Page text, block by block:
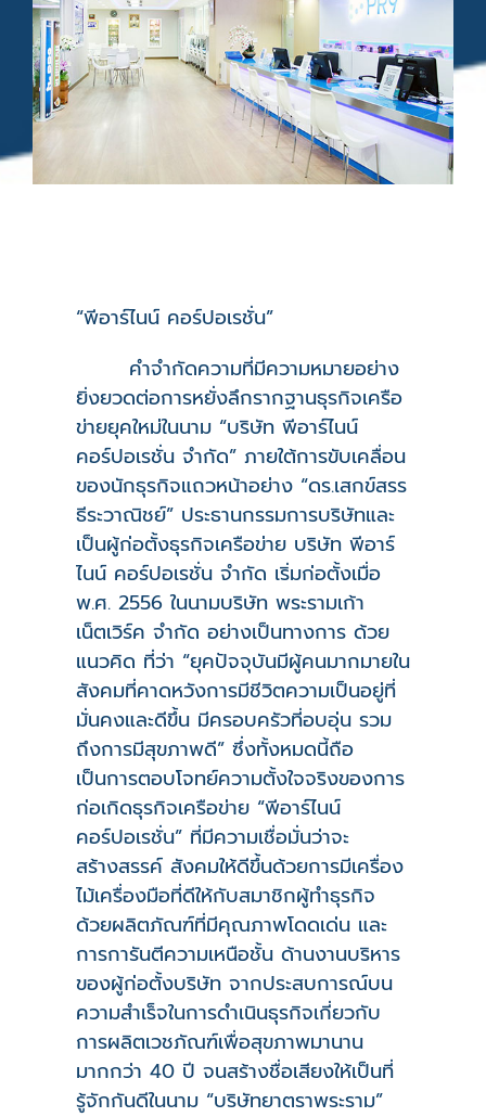
“พีอาร์ไนน์ คอร์ปอเรชั่น”
คำจำกัดความที่มีความหมายอย่าง
ยิ่งยวดต่อการหยั่งลึกรากฐานธุรกิจเครือ
ข่ายยุคใหม่ในนาม “บริษัท พีอาร์ไนน์
คอร์ปอเรชั่น จำกัด” ภายใต้การขับเคลื่อน
ของนักธุรกิจแถวหน้าอย่าง “ดร.เสกข์สรร
ธีระวาณิชย์” ประธานกรรมการบริษัทและ
เป็นผู้ก่อตั้งธุรกิจเครือข่าย บริษัท พีอาร์
ไนน์ คอร์ปอเรชั่น จำกัด เริ่มก่อตั้งเมื่อ
พ.ศ. 2556 ในนามบริษัท พระรามเก้า
เน็ตเวิร์ค จำกัด อย่างเป็นทางการ ด้วย
แนวคิด ที่ว่า “ยุคปัจจุบันมีผู้คนมากมายใน
สังคมที่คาดหวังการมีชีวิตความเป็นอยู่ที่
มั่นคงและดีขึ้น มีครอบครัวที่อบอุ่น รวม
ถึงการมีสุขภาพดี” ซึ่งทั้งหมดนี้ถือ
เป็นการตอบโจทย์ความตั้งใจจริงของการ
ก่อเกิดธุรกิจเครือข่าย “พีอาร์ไนน์
คอร์ปอเรชั่น” ที่มีความเชื่อมั่นว่าจะ
สร้างสรรค์ สังคมให้ดีขึ้นด้วยการมีเครื่อง
ไม้เครื่องมือที่ดีให้กับสมาชิกผู้ทำธุรกิจ
ด้วยผลิตภัณฑ์ที่มีคุณภาพโดดเด่น และ
การการันตีความเหนือชั้น ด้านงานบริหาร
ของผู้ก่อตั้งบริษัท จากประสบการณ์บน
ความสำเร็จในการดำเนินธุรกิจเกี่ยวกับ
การผลิตเวชภัณฑ์เพื่อสุขภาพมานาน
มากกว่า 40 ปี จนสร้างชื่อเสียงให้เป็นที่
รู้จักกันดีในนาม “บริษัทยาตราพระราม”